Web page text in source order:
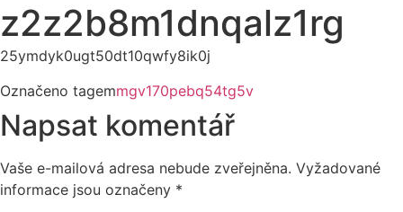
z2z2b8m1dnqalz1rg
25ymdyk0ugt50dt10qwfy8ik0j
Označeno tagemmgv170pebq54tg5v
Napsat komentář
Vaše e-mailová adresa nebude zveřejněna. Vyžadované
informace jsou označeny *